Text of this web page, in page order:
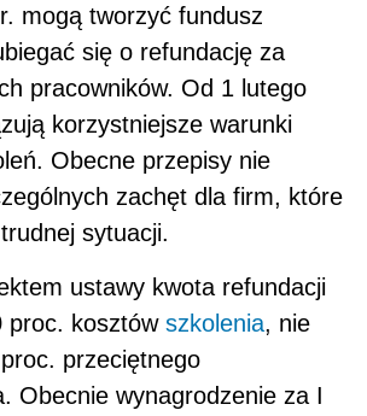
mogą tworzyć fundusz
się o refundację za
pracowników. Od 1 lutego
korzystniejsze warunki
Obecne przepisy nie
zachęt dla firm, które
sytuacji.
ustawy kwota refundacji
proc. kosztów szkolenia, nie
przeciętnego
Obecnie wynagrodzenie za I